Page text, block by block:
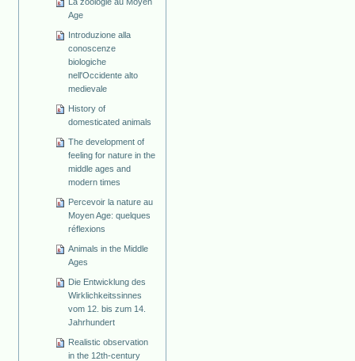
Age
Introduzione alla
conoscenze
biologiche
nell'Occidente alto
medievale
History of
domesticated animals
The development of
feeling for nature in the
middle ages and
modern times
Percevoir la nature au
Moyen Age: quelques
réflexions
Animals in the Middle
Ages
Die Entwicklung des
Wirklichkeitssinnes
vom 12. bis zum 14.
Jahrhundert
Realistic observation
in the 12th-century